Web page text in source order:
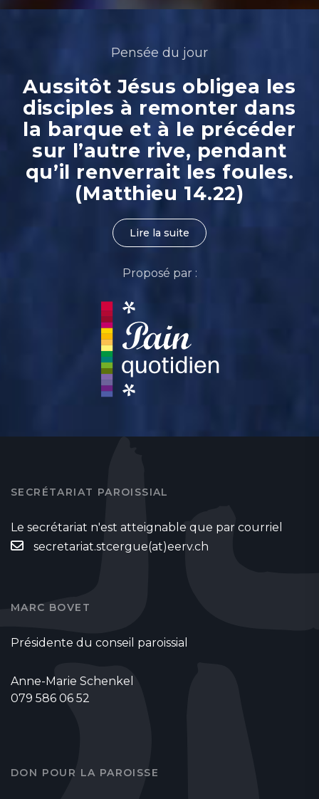
Pensée du jour
Aussitôt Jésus obligea les
disciples à remonter dans
la barque et à le précéder
sur l’autre rive, pendant
qu’il renverrait les foules.
(Matthieu 14.22)
Lire la suite
Proposé par :
SECRÉTARIAT PAROISSIAL
Le secrétariat n'est atteignable que par courriel
secretariat.stcergue(at)eerv.ch
MARC BOVET
Présidente du conseil paroissial
Anne-Marie Schenkel
079 586 06 52
DON POUR LA PAROISSE